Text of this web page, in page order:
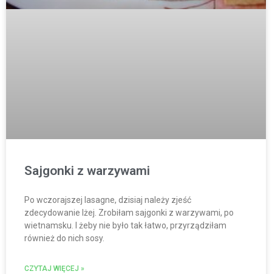
Sajgonki z warzywami
Po wczorajszej lasagne, dzisiaj należy zjeść
zdecydowanie lżej. Zrobiłam sajgonki z warzywami, po
wietnamsku. I żeby nie było tak łatwo, przyrządziłam
również do nich sosy.
CZYTAJ WIĘCEJ »